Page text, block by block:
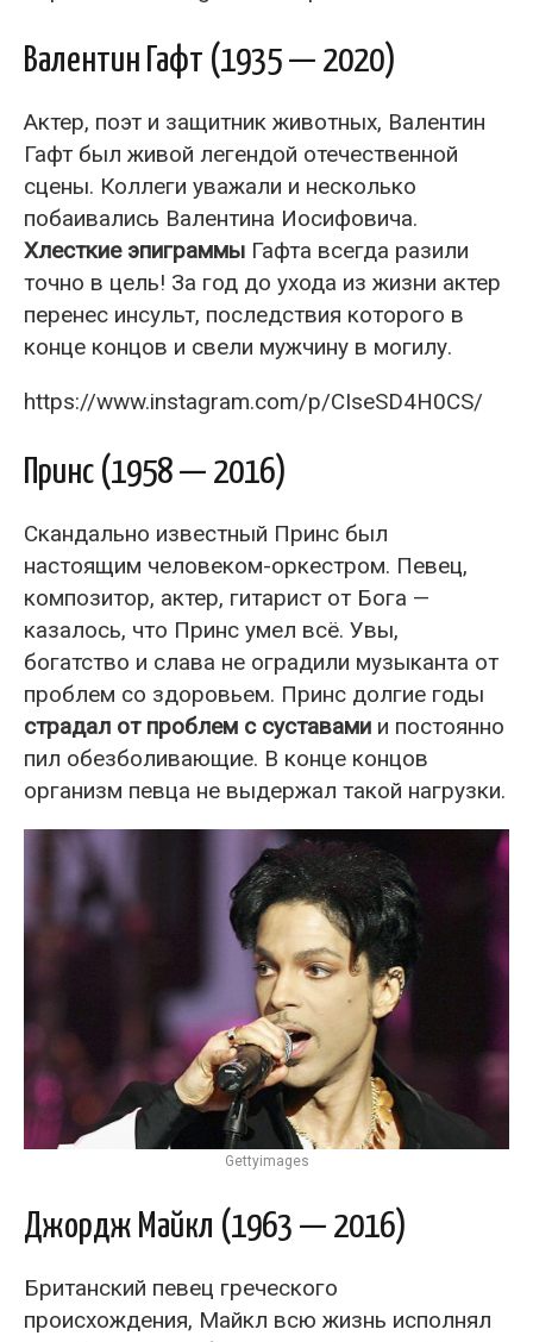
Валентин Гафт (1935 — 2020)
Актер, поэт и защитник животных, Валентин
Гафт был живой легендой отечественной
сцены. Коллеги уважали и несколько
побаивались Валентина Иосифовича.
Хлесткие эпиграммы Гафта всегда разили
точно в цель! За год до ухода из жизни актер
перенес инсульт, последствия которого в
конце концов и свели мужчину в могилу.
https://www.instagram.com/p/CIseSD4H0CS/
Принс (1958 — 2016)
Скандально известный Принс был
настоящим человеком-оркестром. Певец,
композитор, актер, гитарист от Бога —
казалось, что Принс умел всё. Увы,
богатство и слава не оградили музыканта от
проблем со здоровьем. Принс долгие годы
страдал от проблем с суставами и постоянно
пил обезболивающие. В конце концов
организм певца не выдержал такой нагрузки.
Gettyimages
Джордж Майкл (1963 — 2016)
Британский певец греческого
происхождения, Майкл всю жизнь исполнял